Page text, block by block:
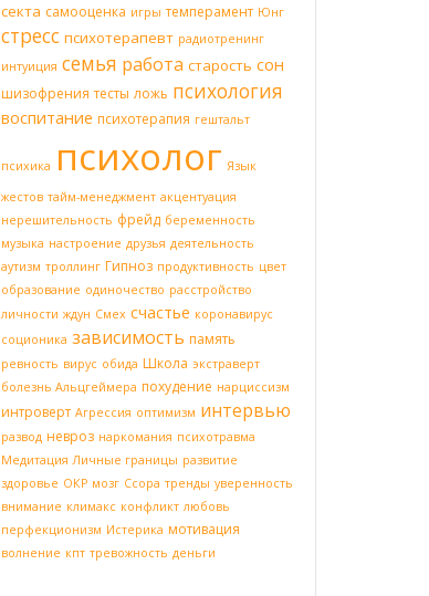
секта самооценка игры темперамент Юнг
стресс психотерапевт радиотренинг
интуиция семья работа старость сон
шизофрения тесты ложь психология
воспитание психотерапия гештальт
психика психолог Язык
жестов тайм-менеджмент акцентуация
нерешительность фрейд беременность
музыка настроение друзья деятельность
аутизм троллинг Гипноз продуктивность цвет
образование одиночество расстройство
личности ждун Смех счастье коронавирус
соционика зависимость память
ревность вирус обида Школа экстраверт
болезнь Альцгеймера похудение нарциссизм
интроверт Агрессия оптимизм интервью
развод невроз наркомания психотравма
Медитация Личные границы развитие
здоровье ОКР мозг Ссора тренды уверенность
внимание климакс конфликт любовь
перфекционизм Истерика мотивация
волнение кпт тревожность деньги